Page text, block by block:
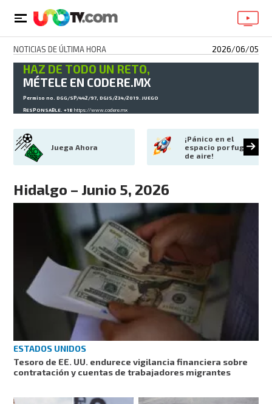
NOTICIAS DE ÚLTIMA HORA 2026/06/05
HAZ DE TODO UN RETO,
MÉTELE EN CODERE.MX
Permiso no. DGG/SP/442/97, DGJS/234/2019. JUEGO
RESPONSABLE. +18https://www.codere.mx
Juega Ahora
¡Pánico en el
espacio por fuga
de aire!
Hidalgo – Junio 5, 2026
ESTADOS UNIDOS
Tesoro de EE. UU. endurece vigilancia financiera sobre
contratación y cuentas de trabajadores migrantes